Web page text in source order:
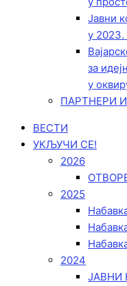
Јавни
у 2023.
за
у
ПАРТНЕРИ
ВЕСТИ
УКЉУЧИ СЕ!
2026
2025
2024
ЈАВНИ